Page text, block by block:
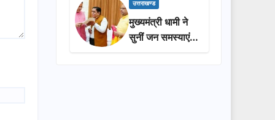
प्रशासन की
सराहना…
उत्तराखण्ड
मुख्यमंत्री धामी ने
सुनीं जन समस्याएं,
अधिकारियों को